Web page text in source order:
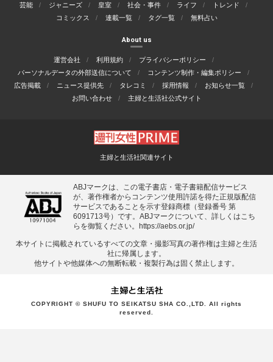
芸能 ジャニーズ 皇室 社会・事件 ライフ
トレンド
コミックス
連載一覧 タグ一覧 無料占い
About us
運営会社 利用規約
プライバシーポリシー
パーソナルデータの外部送信について
コンテンツ制作・編集ポリシー
広告掲載
ニュース提供先 タレコミ 採用情報
お知らせ一覧
お問い合わせ
主婦と生活社公式サイト
主婦と生活社関連サイト
ABJマークは、この電子書店・電子書籍配信サービス
が、著作権者からコンテンツ使用許諾を得た正規版配信
サービスであることを示す登録商標（登録番号 第
6091713号）です。ABJマークについて、詳しくはこち
らを御覧ください。
https://aebs.or.jp/
本サイトに掲載されているすべての⽂章・撮影写真の著作権は主婦と⽣活
社に帰属します。
他サイトや他媒体への無断転載・複製⾏為は固く禁⽌します。
COPYRIGHT © SHUFU TO SEIKATSU SHA CO.,LTD. All rights
reserved.